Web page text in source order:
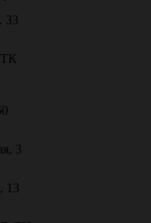
33
ТК
3
13